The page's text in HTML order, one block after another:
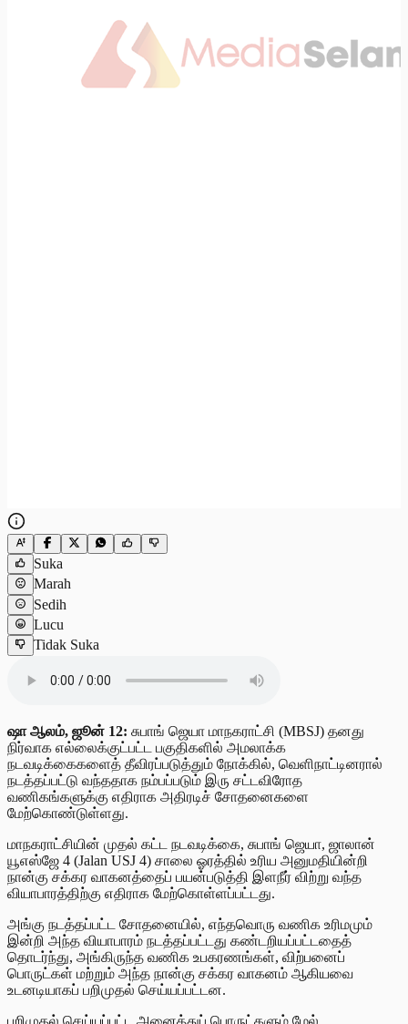
Suka
Marah
Sedih
Lucu
Tidak Suka
ஷா ஆலம், ஜூன் 12: சுபாங் ஜெயா மாநகராட்சி (MBSJ) தனது
நிர்வாக எல்லைக்குட்பட்ட பகுதிகளில் அமலாக்க
நடவடிக்கைகளைத் தீவிரப்படுத்தும் நோக்கில், வெளிநாட்டினரால்
நடத்தப்பட்டு வந்ததாக நம்பப்படும் இரு சட்டவிரோத
வணிகங்களுக்கு எதிராக அதிரடிச் சோதனைகளை
மேற்கொண்டுள்ளது.
மாநகராட்சியின் முதல் கட்ட நடவடிக்கை, சுபாங் ஜெயா, ஜாலான்
யூஎஸ்ஜே 4 (Jalan USJ 4) சாலை ஓரத்தில் உரிய அனுமதியின்றி
நான்கு சக்கர வாகனத்தைப் பயன்படுத்தி இளநீர் விற்று வந்த
வியாபாரத்திற்கு எதிராக மேற்கொள்ளப்பட்டது.
அங்கு நடத்தப்பட்ட சோதனையில், எந்தவொரு வணிக உரிமமும்
இன்றி அந்த வியாபாரம் நடத்தப்பட்டது கண்டறியப்பட்டதைத்
தொடர்ந்து, அங்கிருந்த வணிக உபகரணங்கள், விற்பனைப்
பொருட்கள் மற்றும் அந்த நான்கு சக்கர வாகனம் ஆகியவை
உடனடியாகப் பறிமுதல் செய்யப்பட்டன.
பறிமுதல் செய்யப்பட்ட அனைத்துப் பொருட்களும் மேல்